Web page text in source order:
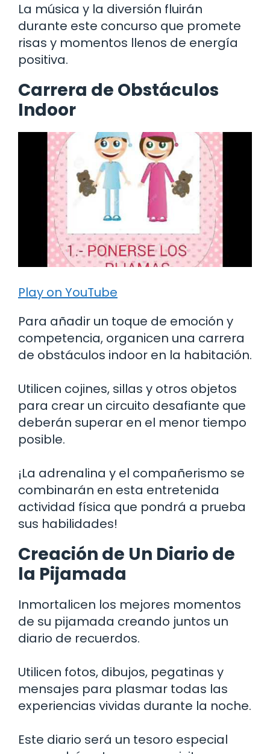
La música y la diversión fluirán
durante este concurso que promete
risas y momentos llenos de energía
positiva.
Carrera de Obstáculos
Indoor
Play on YouTube
Para añadir un toque de emoción y
competencia, organicen una carrera
de obstáculos indoor en la habitación.
Utilicen cojines, sillas y otros objetos
para crear un circuito desafiante que
deberán superar en el menor tiempo
posible.
¡La adrenalina y el compañerismo se
combinarán en esta entretenida
actividad física que pondrá a prueba
sus habilidades!
Creación de Un Diario de
la Pijamada
Inmortalicen los mejores momentos
de su pijamada creando juntos un
diario de recuerdos.
Utilicen fotos, dibujos, pegatinas y
mensajes para plasmar todas las
experiencias vividas durante la noche.
Este diario será un tesoro especial